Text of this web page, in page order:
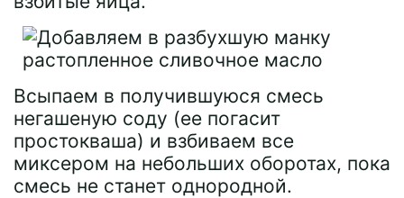
Всыпаем в получившуюся смесь
негашеную соду (ее погасит
простокваша) и взбиваем все
миксером на небольших оборотах, пока
смесь не станет однородной.